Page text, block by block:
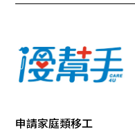
申請家庭類移工